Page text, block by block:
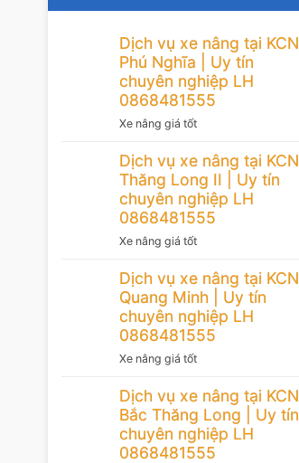
Dịch vụ xe nâng tại KCN
Phú Nghĩa | Uy tín
chuyên nghiệp LH
0868481555
Xe nâng giá tốt
Dịch vụ xe nâng tại KCN
Thăng Long II | Uy tín
chuyên nghiệp LH
0868481555
Xe nâng giá tốt
Dịch vụ xe nâng tại KCN
Quang Minh | Uy tín
chuyên nghiệp LH
0868481555
Xe nâng giá tốt
Dịch vụ xe nâng tại KCN
Bắc Thăng Long | Uy tín
chuyên nghiệp LH
0868481555